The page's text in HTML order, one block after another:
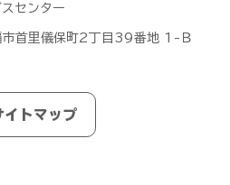
ームウェアアップデー
センター
首里儀保町2丁目39番地 1-Ｂ